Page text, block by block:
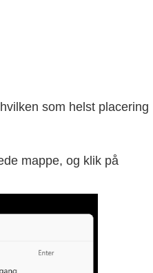
som helst placering
mappe, og klik på